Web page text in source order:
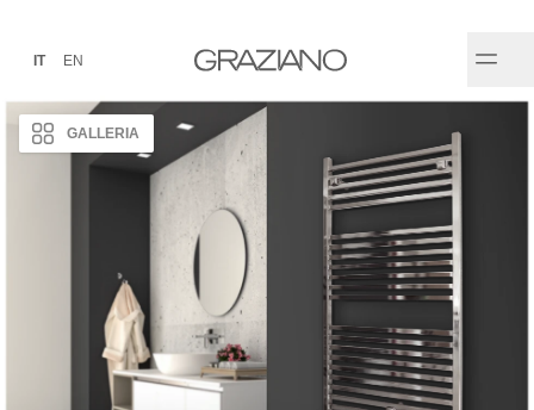
IT EN
GALLERIA